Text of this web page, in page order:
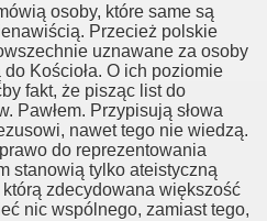
osoby, które same są
Przecież polskie
uznawane za osoby
Kościoła. O ich poziomie
fakt, że pisząc list do
Pawłem. Przypisują słowa
nawet tego nie wiedzą.
do reprezentowania
stanowią tylko ateistyczną
zdecydowana większość
nic wspólnego, zamiast tego,